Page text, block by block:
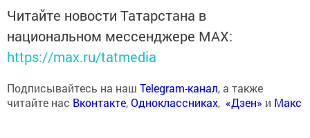
Читайте новости Татарстана в
национальном мессенджере MАХ:
https://max.ru/tatmedia
Подписывайтесь на наш Telegram-канал, а также
читайте нас Вконтакте,Одноклассниках, «Дзен» и Макс